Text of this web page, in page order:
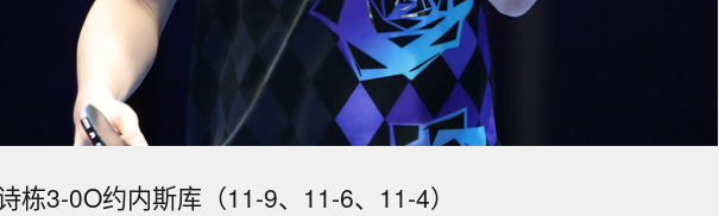
栋3-0O约内斯库（11-9、11-6、11-4）